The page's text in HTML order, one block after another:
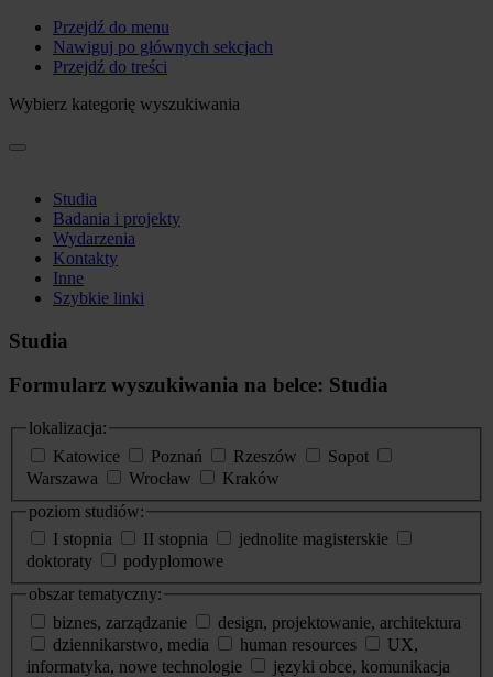
Przejdź do menu
Nawiguj po głównych sekcjach
Przejdź do treści
Wybierz kategorię wyszukiwania
Studia
Badania i projekty
Wydarzenia
Kontakty
Inne
Szybkie linki
Studia
Formularz wyszukiwania na belce: Studia
lokalizacja:
Katowice
Poznań Rzeszów
Sopot
Warszawa
Wrocław
Kraków
poziom studiów:
I stopnia
II stopnia
jednolite magisterskie
doktoraty
podyplomowe
obszar tematyczny:
biznes, zarządzanie
design, projektowanie, architektura
dziennikarstwo, media
human resources
UX,
informatyka, nowe technologie
języki obce, komunikacja